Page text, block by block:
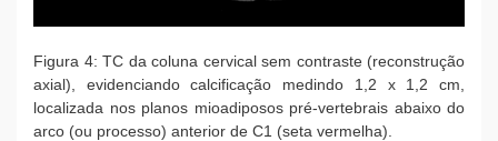
Figura 4: TC da coluna cervical sem contraste (reconstrução
axial), evidenciando calcificação medindo 1,2 x 1,2 cm,
localizada nos planos mioadiposos pré-vertebrais abaixo do
arco (ou processo) anterior de C1 (seta vermelha).